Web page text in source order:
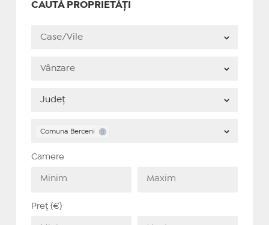
CAUTĂ PROPRIETĂȚI
Comuna Berceni
Camere
Preț (€)